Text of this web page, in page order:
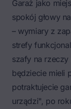
Garaż jako
spokój głowy
– wymiary z
strefy
szafy na
będziecie mieli
potraktujecie
urządzi", po